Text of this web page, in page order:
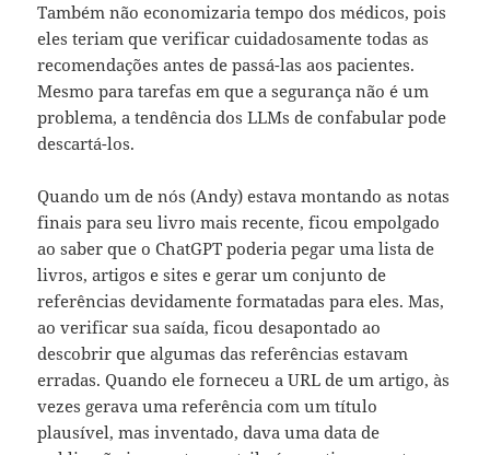
Também não economizaria tempo dos médicos, pois
eles teriam que verificar cuidadosamente todas as
recomendações antes de passá-las aos pacientes.
Mesmo para tarefas em que a segurança não é um
problema, a tendência dos LLMs de confabular pode
descartá-los.
Quando um de nós (Andy) estava montando as notas
finais para seu livro mais recente, ficou empolgado
ao saber que o ChatGPT poderia pegar uma lista de
livros, artigos e sites e gerar um conjunto de
referências devidamente formatadas para eles. Mas,
ao verificar sua saída, ficou desapontado ao
descobrir que algumas das referências estavam
erradas. Quando ele forneceu a URL de um artigo, às
vezes gerava uma referência com um título
plausível, mas inventado, dava uma data de